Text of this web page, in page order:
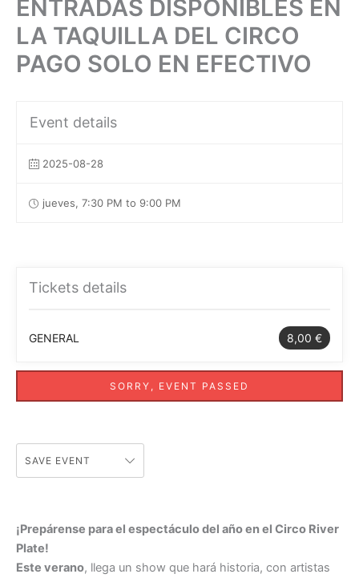
ENTRADAS DISPONIBLES EN
LA TAQUILLA DEL CIRCO
PAGO SOLO EN EFECTIVO
Event details
2025-08-28
jueves, 7:30 PM to 9:00 PM
Tickets details
8,00 €
GENERAL
SORRY, EVENT PASSED
SAVE EVENT
¡Prepárense para el espectáculo del año en el Circo River
Plate!
Este verano, llega un show que hará historia, con artistas